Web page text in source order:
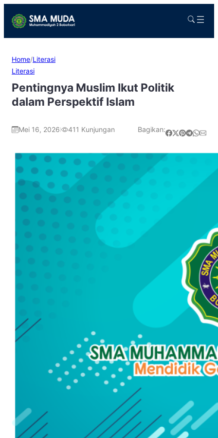
Home/Literasi
Literasi
Pentingnya Muslim Ikut Politik
dalam Perspektif Islam
Mei 16, 2026 411 Kunjungan Bagikan: Share on Facebook Share on X Share on Pinterest Share on TelegramShare on WhatsApp Share on Email